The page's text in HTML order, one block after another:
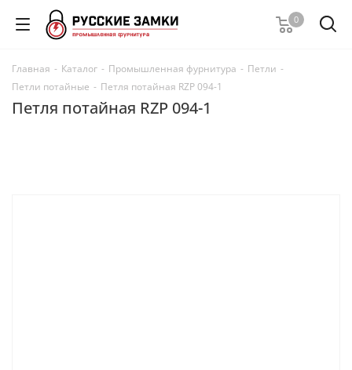
0
Главная - Каталог - Промышленная фурнитура - Петли -
Петли потайные - Петля потайная RZP 094-1
Петля потайная RZP 094-1